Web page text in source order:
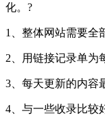
化。?
1、整体网站需要全
2、用链接记录单为
3、每天更新的内容
4、与一些收录比较